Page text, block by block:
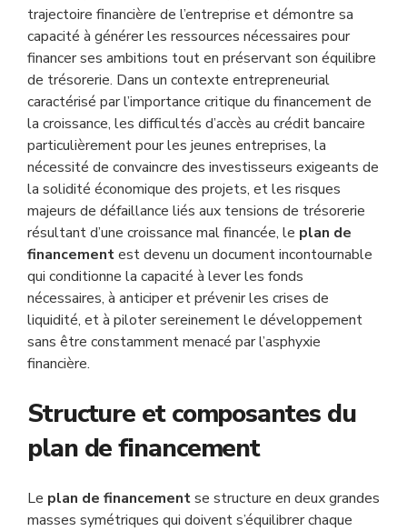
trajectoire financière de l’entreprise et démontre sa
capacité à générer les ressources nécessaires pour
financer ses ambitions tout en préservant son équilibre
de trésorerie. Dans un contexte entrepreneurial
caractérisé par l’importance critique du financement de
la croissance, les difficultés d’accès au crédit bancaire
particulièrement pour les jeunes entreprises, la
nécessité de convaincre des investisseurs exigeants de
la solidité économique des projets, et les risques
majeurs de défaillance liés aux tensions de trésorerie
résultant d’une croissance mal financée, le plan de
financementest devenu un document incontournable
qui conditionne la capacité à lever les fonds
nécessaires, à anticiper et prévenir les crises de
liquidité, et à piloter sereinement le développement
sans être constamment menacé par l’asphyxie
financière.
Structure et composantes du
plan de financement
Le plan de financementse structure en deux grandes
masses symétriques qui doivent s’équilibrer chaque